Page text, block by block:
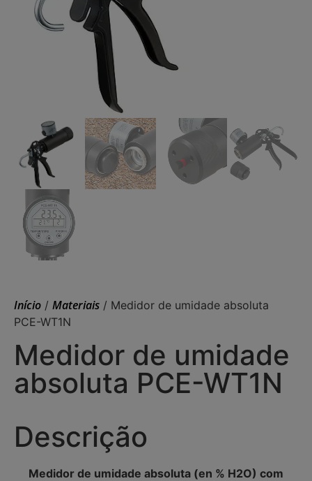
Início / Materiais / Medidor de umidade absoluta
PCE-WT1N
Medidor de umidade
absoluta PCE-WT1N
Descrição
Medidor de umidade absoluta (en % H2O) com